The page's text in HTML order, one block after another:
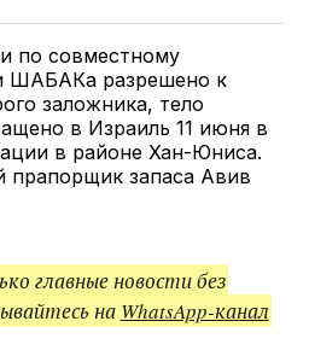
по совместному
ШАБАКа разрешено к
заложника, тело
в Израиль 11 июня в
в районе Хан-Юниса.
прапорщик запаса Авив
главные новости без
на WhatsApp-канал